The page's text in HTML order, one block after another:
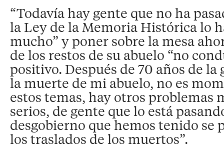
“Todavía hay gente que no ha
la Ley de la Memoria Histórica lo
mucho” y poner sobre la mesa
de los restos de su abuelo “no
positivo. Después de 70 años de
la muerte de mi abuelo, no es
estos temas, hay otros problemas
serios, de gente que lo está
desgobierno que hemos tenido se
los traslados de los muertos”.